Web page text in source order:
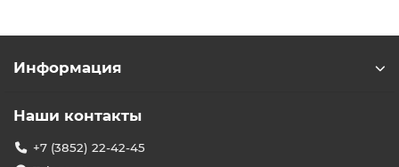
Информация
Наши контакты
+7 (3852) 22-42-45